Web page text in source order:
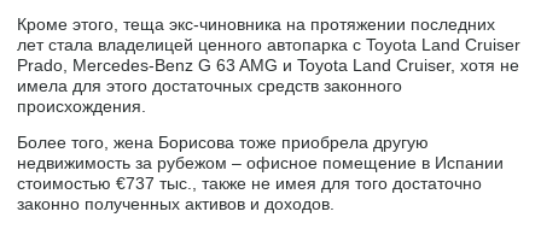
Кроме этого, теща экс-чиновника на протяжении последних
лет стала владелицей ценного автопарка с Toyota Land Cruiser
Prado, Mercedes-Benz G 63 AMG и Toyota Land Cruiser, хотя не
имела для этого достаточных средств законного
происхождения.
Более того, жена Борисова тоже приобрела другую
недвижимость за рубежом – офисное помещение в Испании
стоимостью €737 тыс., также не имея для того достаточно
законно полученных активов и доходов.